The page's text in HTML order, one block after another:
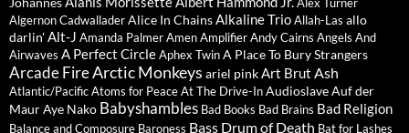
Algernon CadwalladerAlice In ChainsAlkaline TrioAllah-Las allo
darlin'Alt-J Amanda PalmerAmenAmplifierAndy Cairns Angels And
Airwaves A Perfect CircleAphex TwinA Place To Bury Strangers
Arcade FireArctic Monkeys ariel pinkArt Brut Ash
Atlantic/PacificAtoms for PeaceAt The Drive-InAudioslaveAuf der
MaurAye Nako Babyshambles Bad Books Bad Brains Bad Religion
Balance and Composure Baroness Bass Drum of Death Bat for Lashes